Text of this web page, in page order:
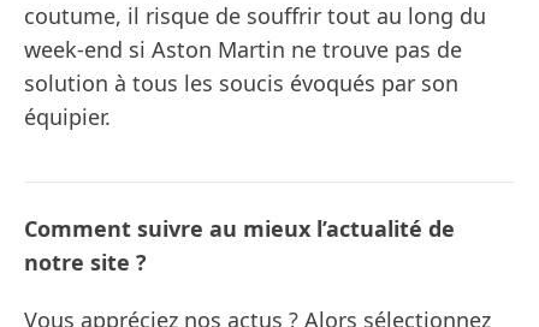
coutume, il risque de souffrir tout au long du
week-end si Aston Martin ne trouve pas de
solution à tous les soucis évoqués par son
équipier.
Comment suivre au mieux l’actualité de
notre site ?
Vous appréciez nos actus ? Alors sélectionnez